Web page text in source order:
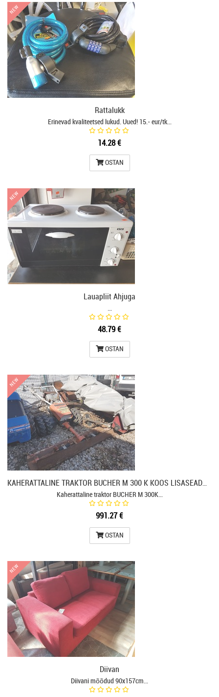
NEW
NEW
Rattalukk
Erinevad kvaliteetsed lukud. Uued! 15.- eur/tk…
14.28 €
OSTAN
NEW
NEW
Lauapliit Ahjuga
…
48.79 €
OSTAN
NEW
NEW
KAHERATTALINE TRAKTOR BUCHER M 300 K KOOS LISASEADMEGA
Kaherattaline traktor BUCHER M 300K…
991.27 €
OSTAN
NEW
NEW
Diivan
Diivani mõõdud 90x157cm…